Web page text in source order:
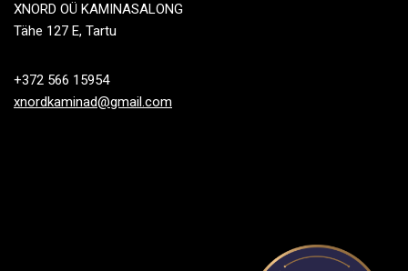
XNORD OÜ KAMINASALONG
Tähe 127 E, Tartu
+372 566 15954
xnordkaminad@gmail.com